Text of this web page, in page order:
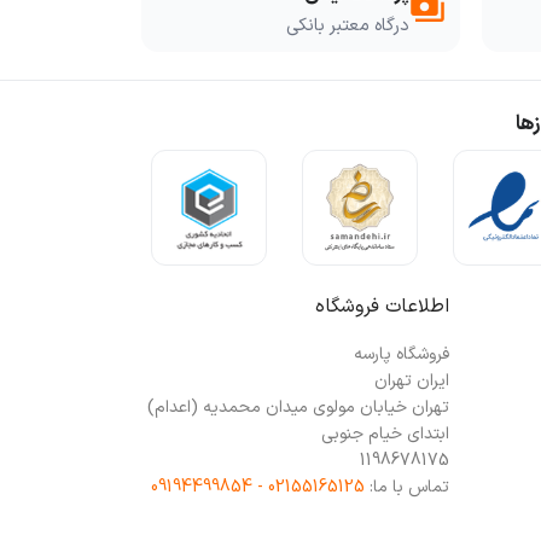
paymentsدرگاه معتبر بانکی
اطلاعات فروشگاه
فروشگاه پارسه
ایران تهران
تهران خیابان مولوی میدان محمدیه (اعدام)
ابتدای خیام جنوبی
1198678175
تماس با ما: 02155165125 - 09194499854